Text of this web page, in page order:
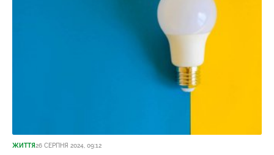
ЖИТТЯ26 СЕРПНЯ 2024, 09:12